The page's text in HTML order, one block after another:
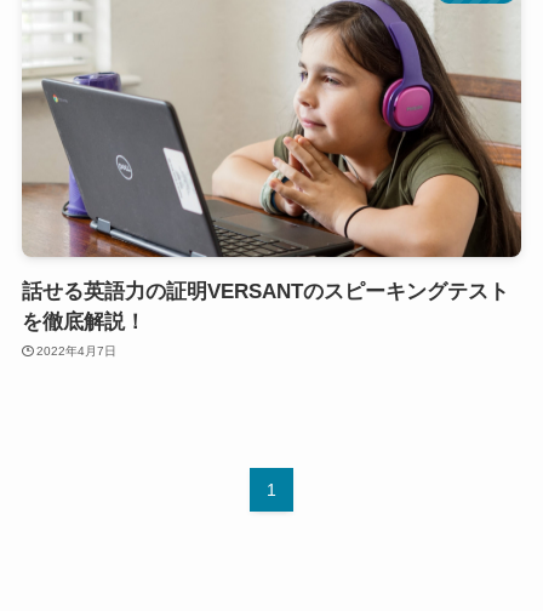
話せる英語力の証明VERSANTのスピーキングテスト
を徹底解説！
2022年4月7日
1